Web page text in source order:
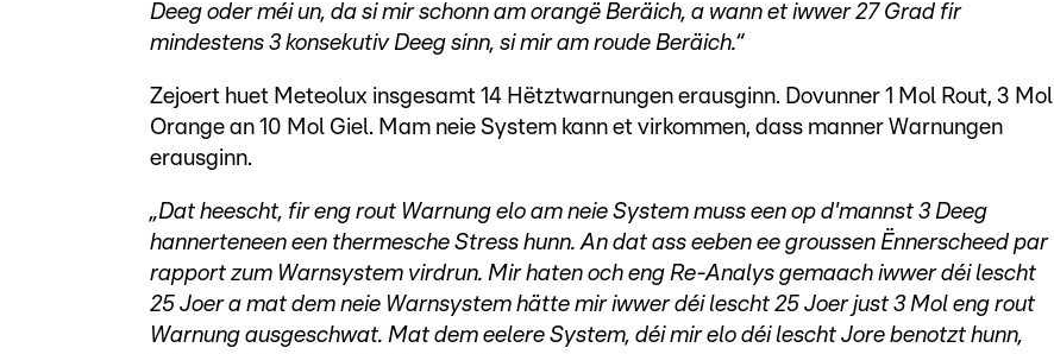
Deeg oder méi un, da si mir schonn am orangë Beräich, a wann et iwwer 27 Grad fir
mindestens 3 konsekutiv Deeg sinn, si mir am roude Beräich.“
Zejoert huet Meteolux insgesamt 14 Hëtztwarnungen erausginn. Dovunner 1 Mol Rout, 3 Mol
Orange an 10 Mol Giel. Mam neie System kann et virkommen, dass manner Warnungen
erausginn.
„Dat heescht, fir eng rout Warnung elo am neie System muss een op d'mannst 3 Deeg
hannerteneen een thermesche Stress hunn. An dat ass eeben ee groussen Ënnerscheed par
rapport zum Warnsystem virdrun. Mir haten och eng Re-Analys gemaach iwwer déi lescht
25 Joer a mat dem neie Warnsystem hätte mir iwwer déi lescht 25 Joer just 3 Mol eng rout
Warnung ausgeschwat. Mat dem eelere System, déi mir elo déi lescht Jore benotzt hunn,